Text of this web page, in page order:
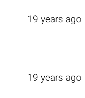
19 years ago
19 years ago